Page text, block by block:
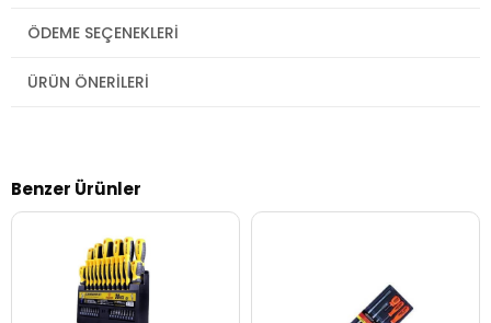
ÖDEME SEÇENEKLERI
ÜRÜN ÖNERILERI
Benzer Ürünler